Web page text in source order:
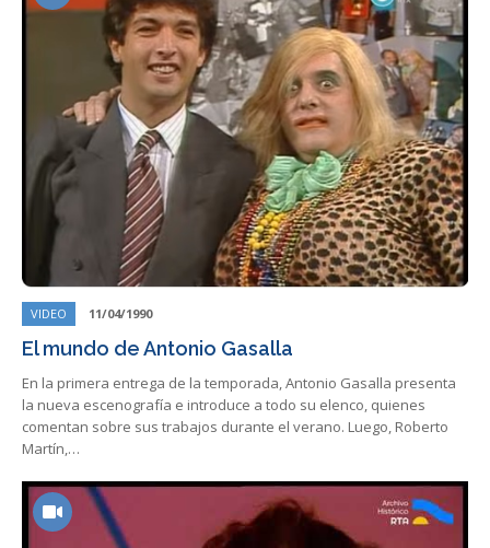
VIDEO 11/04/1990
El mundo de Antonio Gasalla
En la primera entrega de la temporada, Antonio Gasalla presenta
la nueva escenografía e introduce a todo su elenco, quienes
comentan sobre sus trabajos durante el verano. Luego, Roberto
Martín,…